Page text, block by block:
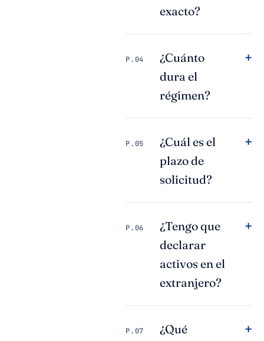
exacto?
P.04
¿Cuánto
dura el
régimen?
+
P.05
¿Cuál es el
plazo de
solicitud?
+
P.06
¿Tengo que
declarar
activos en el
extranjero?
+
P.07
¿Qué
+